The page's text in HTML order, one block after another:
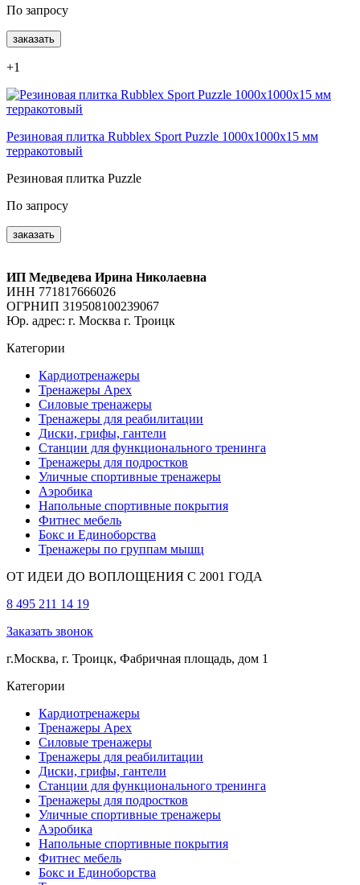
По запросу
заказать
+1
Резиновая плитка Rubblex Sport Puzzle 1000x1000x15 мм
терракотовый
Резиновая плитка Puzzle
По запросу
заказать
ИП Медведева Ирина Николаевна
ИНН 771817666026
ОГРНИП 319508100239067
Юр. адрес: г. Москва г. Троицк
Категории
Кардиотренажеры
Тренажеры Apex
Силовые тренажеры
Тренажеры для реабилитации
Диски, грифы, гантели
Станции для функционального тренинга
Тренажеры для подростков
Уличные спортивные тренажеры
Аэробика
Напольные спортивные покрытия
Фитнес мебель
Бокс и Единоборства
Тренажеры по группам мышц
ОТ ИДЕИ ДО ВОПЛОЩЕНИЯ С 2001 ГОДА
8 495 211 14 19
Заказать звонок
г.Москва, г. Троицк, Фабричная площадь, дом 1
Категории
Кардиотренажеры
Тренажеры Apex
Силовые тренажеры
Тренажеры для реабилитации
Диски, грифы, гантели
Станции для функционального тренинга
Тренажеры для подростков
Уличные спортивные тренажеры
Аэробика
Напольные спортивные покрытия
Фитнес мебель
Бокс и Единоборства